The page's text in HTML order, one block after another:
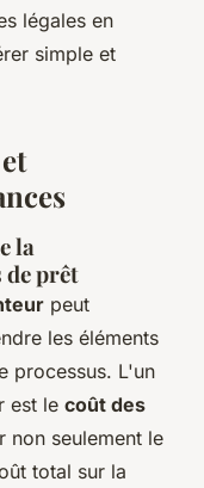
légales en
simple et
la
de prêt
peut
les éléments
processus. L'un
est le coût des
non seulement le
total sur la